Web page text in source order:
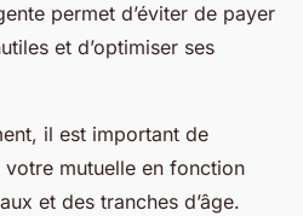
permet d’éviter de payer
et d’optimiser ses
il est important de
mutuelle en fonction
et des tranches d’âge.